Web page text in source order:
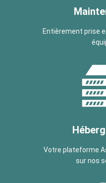
Entièrement prise
Votre plateforme
sur nos